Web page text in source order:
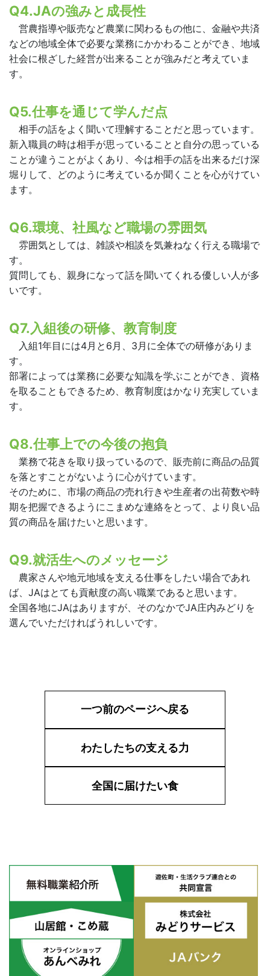
Q4.JAの強みと成長性
営農指導や販売など農業に関わるもの他に、金融や共済
などの地域全体で必要な業務にかかわることができ、地域
社会に根ざした経営が出来ることが強みだと考えていま
す。
Q5.仕事を通じて学んだ点
相手の話をよく聞いて理解することだと思っています。
新入職員の時は相手が思っていることと自分の思っている
ことが違うことがよくあり、今は相手の話を出来るだけ深
堀りして、どのように考えているか聞くことを心がけてい
ます。
Q6.環境、社風など職場の雰囲気
雰囲気としては、雑談や相談を気兼ねなく行える職場で
す。
質問しても、親身になって話を聞いてくれる優しい人が多
いです。
Q7.入組後の研修、教育制度
入組1年目には4月と6月、3月に全体での研修がありま
す。
部署によっては業務に必要な知識を学ぶことができ、資格
を取ることもできるため、教育制度はかなり充実していま
す。
Q8.仕事上での今後の抱負
業務で花きを取り扱っているので、販売前に商品の品質
を落とすことがないように心がけています。
そのために、市場の商品の売れ行きや生産者の出荷数や時
期を把握できるようにこまめな連絡をとって、より良い品
質の商品を届けたいと思います。
Q9.就活生へのメッセージ
農家さんや地元地域を支える仕事をしたい場合であれ
ば、JAはとても貢献度の高い職業であると思います。
全国各地にJAはありますが、そのなかでJA庄内みどりを
選んでいただければうれしいです。
一つ前のページへ戻る
わたしたちの支える力
全国に届けたい食